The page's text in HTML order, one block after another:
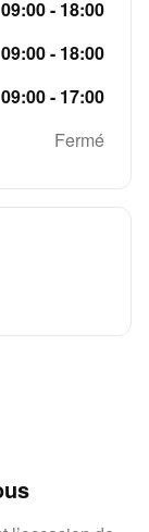
09:00 - 18:00
09:00 - 18:00
09:00 - 17:00
Fermé